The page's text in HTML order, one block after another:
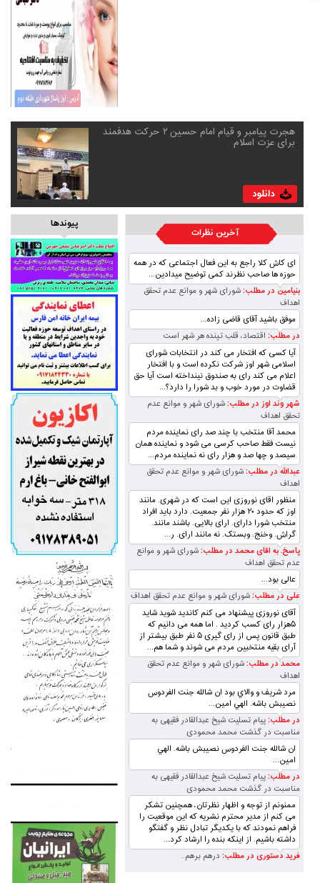
هجرت پیامبر و قیام امام حسین ۲ حرکت هدفمند
برای عزت اسلام
آخرین نظرات
ای کاش کلا راجع به این فعال اجتماعی که در همه
حوزه ها صاحب نظرند کمی توضیح میدادین...
بنیامین در مطلب:شورای شهر و موانع عدم تحقق
اهداف
موفق باشید آقای قاضی زاده...
در مطلب: اقتصاد، قلب تپنده‌ هر شهر است
آیا کسی که افتخار می کند در انتخابات شورای
اسلامی شهر اوز شرکت نکرده است و با افتخار
اعلام می کند رای به صندوق نینداخته است آیا حق
قضاوت در مورد خوب و بد شورا را دارد؟...
شهر وند اوز در مطلب:شورای شهر و موانع عدم
تحقق اهداف
محمد آقا منتخب با چند صد رای نماینده مردم
نیست فقط صاحب کرسی می شود و نماینده همان
سیصد و چها صد و هزار رای نه نماینده مردم...
عبدالله در مطلب:شورای شهر و موانع عدم تحقق
اهداف
منظور اقای نوروزی این است که در شهری. مانند
اوز که حدود ۲۰ هزار نفر جمعیت. دارد باید افراد
منتخب شورا دارای. ارای بالایی. باشند مانند.
گراش. وخنج. وبستک. نه مانند ارای. ر...
پاسخ. به اقای محمد در مطلب:شورای شهر و موانع
عدم تحقق اهداف
عالی بود...
علی در مطلب:شورای شهر و موانع عدم تحقق اهداف
آقای نوروزی پیشنهاد می کنم کاندید شوید شاید
۵هزار رای کسب کردید . اما همه می دانیم که
طبق قانون پس از رای گیری ۵ نفر طبق بیشتر از
آرای بقیه منتخبین مردم می شوند و شما هم...
محمد در مطلب:شورای شهر و موانع عدم تحقق
اهداف
مرد شريف و والاي بود ان شالله جنت الفردوس
نصيبش باشه. الهي امين...
در مطلب:پیام تسلیت شیخ عبدالقادر فقیهی به
مناسبت در گذشت محمد محمودی
ان شالله جنت الفردوس نصيبش باشه. الهي
امين...
در مطلب:پیام تسلیت شیخ عبدالقادر فقیهی به
مناسبت در گذشت محمد محمودی
ممنونم از توجه و اظهار نظرتان، همچنین تشکر
می کنم از مدیر محترم نشریه که این موقعیت را
فراهم نمودند که با یکدیگر تبادل نظر و گفتگو
داشته باشیم. از اینکه بنده را ارشاد کرد...
فرید دستوری در مطلب: درهم برهم..
پیوندها